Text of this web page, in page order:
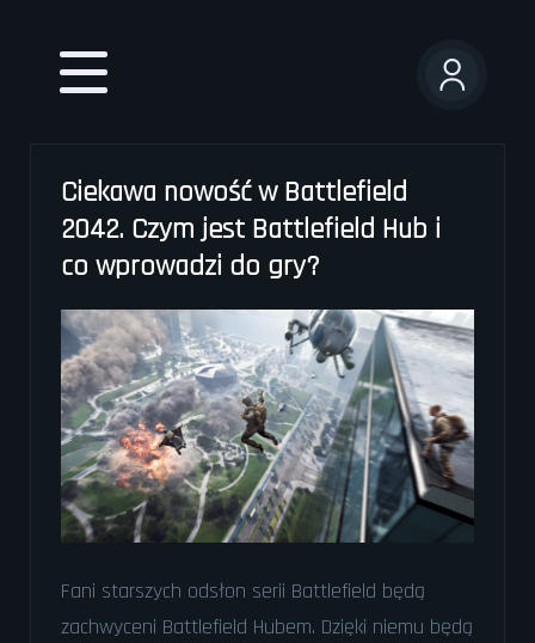
User
Ciekawa nowość w Battlefield
2042. Czym jest Battlefield Hub i
co wprowadzi do gry?
Fani starszych odsłon serii Battlefield będą
zachwyceni Battlefield Hubem. Dzięki niemu będą